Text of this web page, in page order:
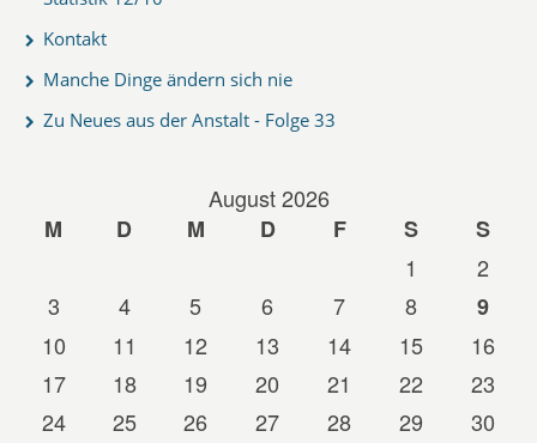
Kontakt
Manche Dinge ändern sich nie
Zu Neues aus der Anstalt - Folge 33
August 2026
M
D M D F S
S
1
2
3
4 5 6 7 8
9
10
11 12 13 14 15
16
17
18 19 20 21 22
23
24
25 26 27 28 29
30